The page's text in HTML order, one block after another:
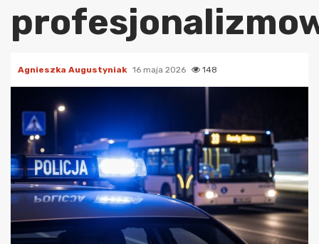
Agnieszka Augustyniak 16 maja 2026 148